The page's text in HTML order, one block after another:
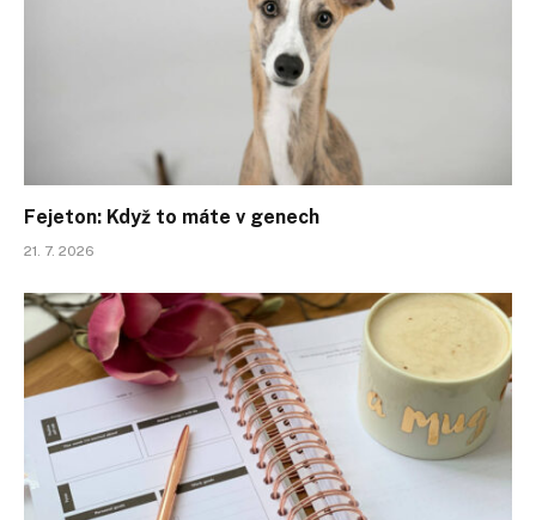
Fejeton: Když to máte v genech
21. 7. 2026